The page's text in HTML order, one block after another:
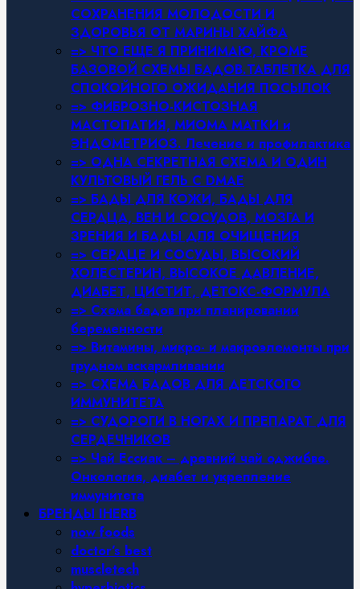
СОХРАНЕНИЯ МОЛОДОСТИ И
ЗДОРОВЬЯ ОТ МАРИНЫ ХАЙФА
=> ЧТО ЕЩЕ Я ПРИНИМАЮ, КРОМЕ
БАЗОВОЙ СХЕМЫ БАДОВ.ТАБЛЕТКА ДЛЯ
СПОКОЙНОГО ОЖИДАНИЯ ПОСЫЛОК
=> ФИБРОЗНО-КИСТОЗНАЯ
МАСТОПАТИЯ, МИОМА МАТКИ и
ЭНДОМЕТРИОЗ. Лечение и профилактика
=> ОДНА СЕКРЕТНАЯ СХЕМА И ОДИН
КУЛЬТОВЫЙ ГЕЛЬ С DMAE
=> БАДЫ ДЛЯ КОЖИ, БАДЫ ДЛЯ
СЕРДЦА, ВЕН И СОСУДОВ, МОЗГА И
ЗРЕНИЯ И БАДЫ ДЛЯ ОЧИЩЕНИЯ
=> СЕРДЦЕ И СОСУДЫ, ВЫСОКИЙ
ХОЛЕСТЕРИН, ВЫСОКОЕ ДАВЛЕНИЕ,
ДИАБЕТ, ЦИСТИТ, ДЕТОКС-ФОРМУЛА
=> Схема бадов при планировании
беременности
=> Витамины, микро- и макроэлементы при
грудном вскармливании
=> СХЕМА БАДОВ ДЛЯ ДЕТСКОГО
ИММУНИТЕТА
=> СУДОРОГИ В НОГАХ И ПРЕПАРАТ ДЛЯ
СЕРДЕЧНИКОВ
=> Чай Ессиак – древний чай оджибве.
Онкология, диабет и укрепление
иммунитета
БРЕНДЫ IHERB
now foods
doctor’s best
muscletech